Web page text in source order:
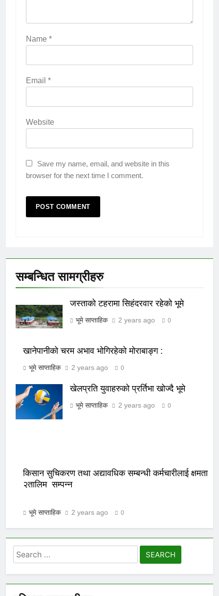
Name *
Email *
Website
Save my name, email, and website in this
browser for the next time I comment.
सम्बन्धित सामग्रीहरु
जस्ताको टहरामा सिहंदरवार रहेको भूमे
भूमे साप्ताहिक 2 years ago 0
खानेपानीको चरम अभाव भोगिरहेको मोराबाङ्ग :
भूमे साप्ताहिक 2 years ago 0
खेलप्रति युवाहरुको प्रर्तिभा खोज्दै भूमे
भूमे साप्ताहिक 2 years ago 0
किसान सुचिकरण तथा अद्यावधिक सम्बन्धी कर्मचारीलाई क्षमता
२तालिम सम्पन्न
भूमे साप्ताहिक 2 years ago 0
Search
for: